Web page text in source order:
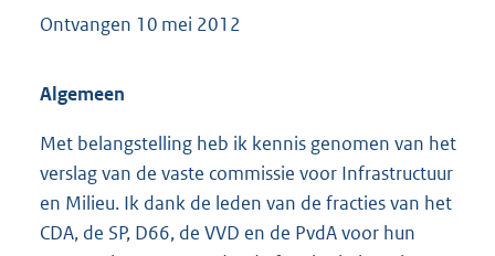
Ontvangen 10 mei 2012
Algemeen
Met belangstelling heb ik kennis genomen van het
verslag van de vaste commissie voor Infrastructuur
en Milieu. Ik dank de leden van de fracties van het
CDA, de SP, D66, de VVD en de PvdA voor hun